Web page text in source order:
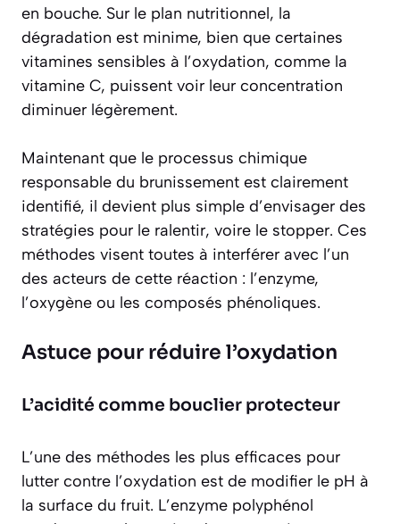
en bouche. Sur le plan nutritionnel, la
dégradation est minime, bien que certaines
vitamines sensibles à l’oxydation, comme la
vitamine C, puissent voir leur concentration
diminuer légèrement.
Maintenant que le processus chimique
responsable du brunissement est clairement
identifié, il devient plus simple d’envisager des
stratégies pour le ralentir, voire le stopper. Ces
méthodes visent toutes à interférer avec l’un
des acteurs de cette réaction : l’enzyme,
l’oxygène ou les composés phénoliques.
Astuce pour réduire l’oxydation
L’acidité comme bouclier protecteur
L’une des méthodes les plus efficaces pour
lutter contre l’oxydation est de modifier le pH à
la surface du fruit. L’enzyme polyphénol